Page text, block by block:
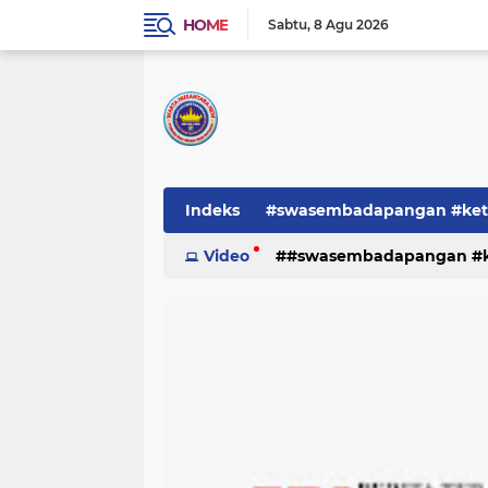
HOME Sabtu 8 Agu 2026
Indeks #swasembadapangan
Pemerintah PEMERINTAHAN
Video #swasembadapangan